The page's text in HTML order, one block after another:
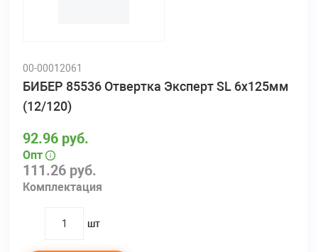
00-00012061
БИБЕР 85536 Отвертка Эксперт SL 6х125мм
(12/120)
111.26 руб.
Комплектация
92.96 руб.
Опт
quantity
шт